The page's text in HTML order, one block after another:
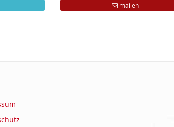
mailen